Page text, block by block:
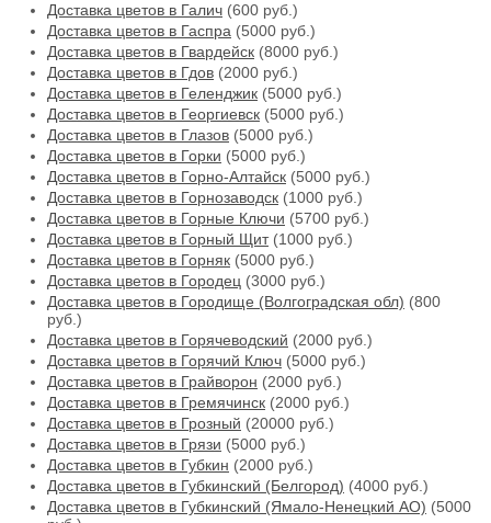
Доставка цветов в Галич (600 руб.)
Доставка цветов в Гаспра (5000 руб.)
Доставка цветов в Гвардейск (8000 руб.)
Доставка цветов в Гдов (2000 руб.)
Доставка цветов в Геленджик (5000 руб.)
Доставка цветов в Георгиевск (5000 руб.)
Доставка цветов в Глазов (5000 руб.)
Доставка цветов в Горки (5000 руб.)
Доставка цветов в Горно-Алтайск (5000 руб.)
Доставка цветов в Горнозаводск (1000 руб.)
Доставка цветов в Горные Ключи (5700 руб.)
Доставка цветов в Горный Щит(1000 руб.)
Доставка цветов в Горняк (5000 руб.)
Доставка цветов в Городец (3000 руб.)
Доставка цветов в Городище (Волгоградская обл) (800
руб.)
Доставка цветов в Горячеводский (2000 руб.)
Доставка цветов в Горячий Ключ (5000 руб.)
Доставка цветов в Грайворон (2000 руб.)
Доставка цветов в Гремячинск (2000 руб.)
Доставка цветов в Грозный (20000 руб.)
Доставка цветов в Грязи (5000 руб.)
Доставка цветов в Губкин (2000 руб.)
Доставка цветов в Губкинский (Белгород) (4000 руб.)
Доставка цветов в Губкинский (Ямало-Ненецкий АО) (5000